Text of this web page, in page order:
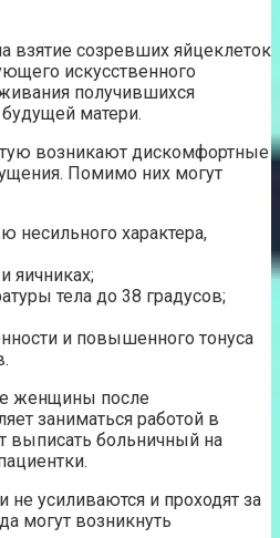
взятие созревших яйцеклеток
искусственного
получившихся
матери.
возникают дискомфортные
Помимо них могут
несильного характера,
яичниках;
тела до 38 градусов;
и повышенного тонуса
женщины после
заниматься работой в
выписать больничный на
усиливаются и проходят за
могут возникнуть